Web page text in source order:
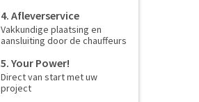
4. Afleverservice
Vakkundige plaatsing en
aansluiting door de chauffeurs
5. Your Power!
Direct van start met uw
project